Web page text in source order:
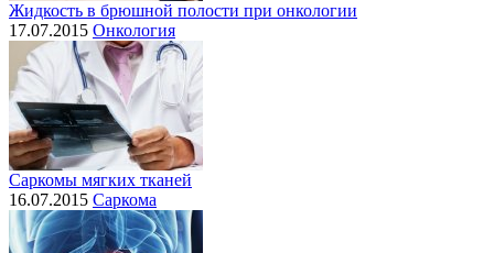
Жидкость в брюшной полости при онкологии
17.07.2015 Онкология
Саркомы мягких тканей
16.07.2015 Саркома